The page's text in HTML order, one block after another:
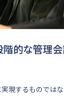
的な管理
現するものではな